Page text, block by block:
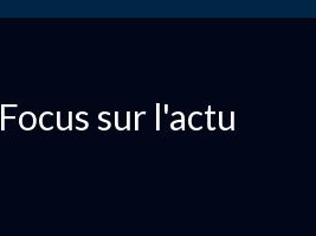
Focus sur l'actu